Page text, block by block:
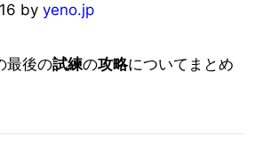
by yeno.jp
最後の試練の攻略についてまとめ